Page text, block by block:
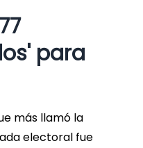
para
más llamó la
electoral fue